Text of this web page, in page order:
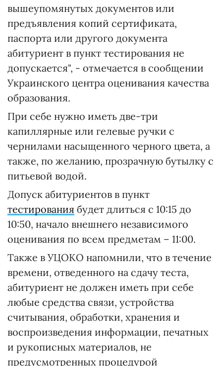
вышеупомянутых документов или
предъявления копий сертификата,
паспорта или другого документа
абитуриент в пункт тестирования не
допускается", - отмечается в сообщении
Украинского центра оценивания качества
образования.
При себе нужно иметь две-три
капиллярные или гелевые ручки с
чернилами насыщенного черного цвета, а
также, по желанию, прозрачную бутылку с
питьевой водой.
Допуск абитуриентов в пункт
тестирования будет длиться с 10:15 до
10:50, начало внешнего независимого
оценивания по всем предметам – 11:00.
Также в УЦОКО напомнили, что в течение
времени, отведенного на сдачу теста,
абитуриент не должен иметь при себе
любые средства связи, устройства
считывания, обработки, хранения и
воспроизведения информации, печатных
и рукописных материалов, не
предусмотренных процедурой